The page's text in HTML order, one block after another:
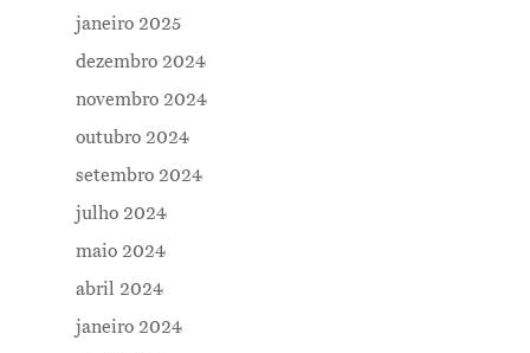
janeiro 2025
dezembro 2024
novembro 2024
outubro 2024
setembro 2024
julho 2024
maio 2024
abril 2024
janeiro 2024